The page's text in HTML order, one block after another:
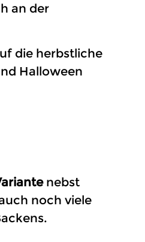
an der
die herbstliche
Halloween
nebst
noch viele